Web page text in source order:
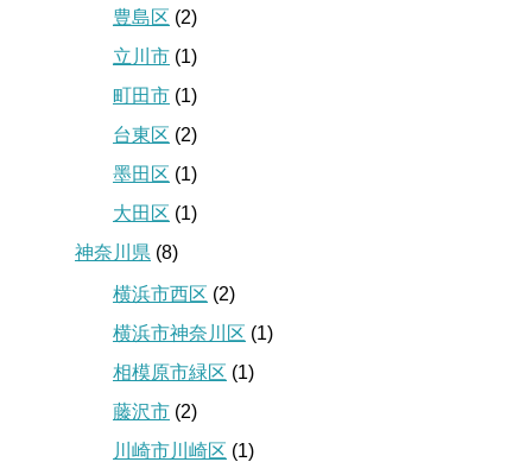
豊島区 (2)
立川市 (1)
町田市 (1)
台東区 (2)
墨田区 (1)
大田区 (1)
神奈川県 (8)
横浜市西区 (2)
横浜市神奈川区 (1)
相模原市緑区 (1)
藤沢市 (2)
川崎市川崎区 (1)